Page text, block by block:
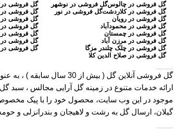
گل فروشی در چالوسگل فروشی در نوشهر
گل فروشی در کلاردشتگل فروشی در نور
گل فروشی در رویان
گل فروشی در محمودآباد
گل فروشی در چمستان
گل فروشی در مرزن آباد
گل فروشی در چلک چلندر مزگا
گل فروشی در صلاح الدین کلا
گل فروشی در
گل فروشی در
گل فروشی در
گل فروشی در
گل فروشی در
گل فروشی در
گل فروشی در
گل فروشی آنلاین گل
ارائه خدمات متنوع در زمینه گل آرایی مجالس ، سبد
موجود در این وب سایت، محصول خود را با پیک مخصوص
گیلان، ارسال گل به رشت و لاهیجان و بندرانزلی و